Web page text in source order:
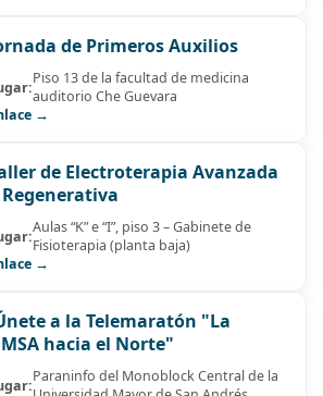
de Primeros Auxilios
Piso 13 de la facultad de medicina
auditorio Che Guevara
→
de Electroterapia Avanzada
Aulas “K” e “I”, piso 3 – Gabinete de
Fisioterapia (planta baja)
→
a la Telemaratón "La
hacia el Norte"
Paraninfo del Monoblock Central de la